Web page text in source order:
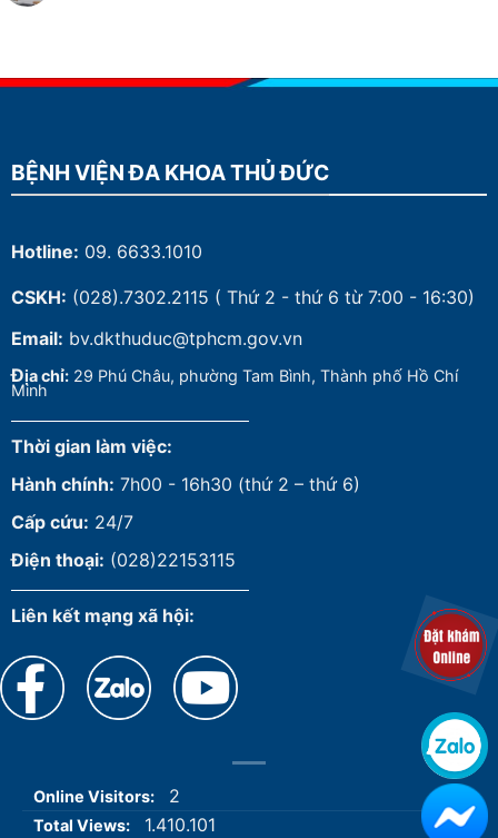
BỆNH VIỆN ĐA KHOA THỦ ĐỨC
Hotline: 09. 6633.1010
CSKH: (028).7302.2115 ( Thứ 2 - thứ 6 từ 7:00 - 16:30)
Email: bv.dkthuduc@tphcm.gov.vn
Địa chỉ: 29 Phú Châu, phường Tam Bình, Thành phố Hồ Chí
Minh
Thời gian làm việc:
Hành chính: 7h00 - 16h30 (thứ 2 – thứ 6)
Cấp cứu: 24/7
Điện thoại: (028)22153115
Liên kết mạng xã hội:
Online Visitors: 2
Total Views: 1.410.101